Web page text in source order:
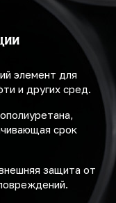
элемент для
и других сред.
срок
защита от